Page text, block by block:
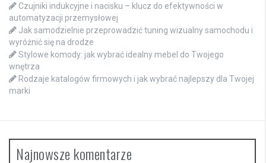
Czujniki indukcyjne i nacisku – klucz do efektywności w
automatyzacji przemysłowej
Jak samodzielnie przeprowadzić tuning wizualny samochodu i
wyróżnić się na drodze
Stylowe komody: jak wybrać idealny mebel do Twojego
wnętrza
Rodzaje katalogów firmowych i jak wybrać najlepszy dla Twojej
marki
Najnowsze komentarze